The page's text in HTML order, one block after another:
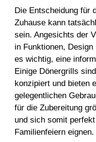
Die Entscheidung für
Zuhause kann
sein. Angesichts der
in Funktionen,
es wichtig, eine
Einige Dönergrills
konzipiert und bieten
gelegentlichen
für die Zubereitung
und sich somit
Familienfeiern eignen.